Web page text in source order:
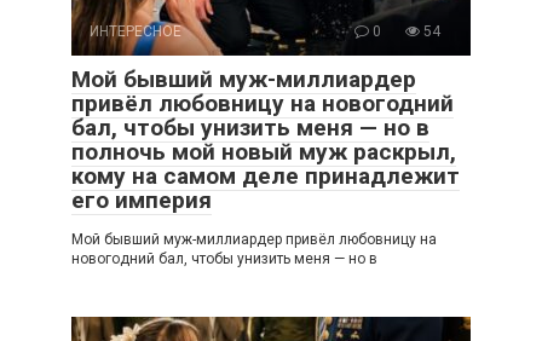
ИНТЕРЕСНОЕ 0 54
Мой бывший муж-миллиардер
привёл любовницу на новогодний
бал, чтобы унизить меня — но в
полночь мой новый муж раскрыл,
кому на самом деле принадлежит
его империя
Мой бывший муж-миллиардер привёл любовницу на
новогодний бал, чтобы унизить меня — но в